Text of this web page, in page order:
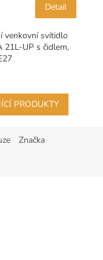
Detail
venkovní svítidlo
21L-UP s čidlem,
PRODUKTY
Značka